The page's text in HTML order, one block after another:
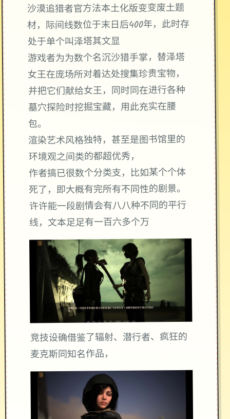
沙漠追猎者官方法本土化版变变废土题
材，际间线数位于末日后400年，此时存
处于单个叫泽塔其文显
游戏者为为数个名沉沙猎手掌，替泽塔
女王在庞场所对着达处搜集珍贵宝物，
并把它们献给女王，同时同在进行各种
墓穴探险时挖掘宝藏，用此充实在腰
包。
渲染艺术风格独特，甚至是图书馆里的
环境观之间类的都超优秀，
作者搞已很数个分类支，比如某个个体
死了，即大概有完所有不同性的剧景。
许许能一段剧情会有八八种不同的平行
线，文本足足有一百六多个万
竞技设确借鉴了辐射、潜行者、疯狂的
麦克斯同知名作品，